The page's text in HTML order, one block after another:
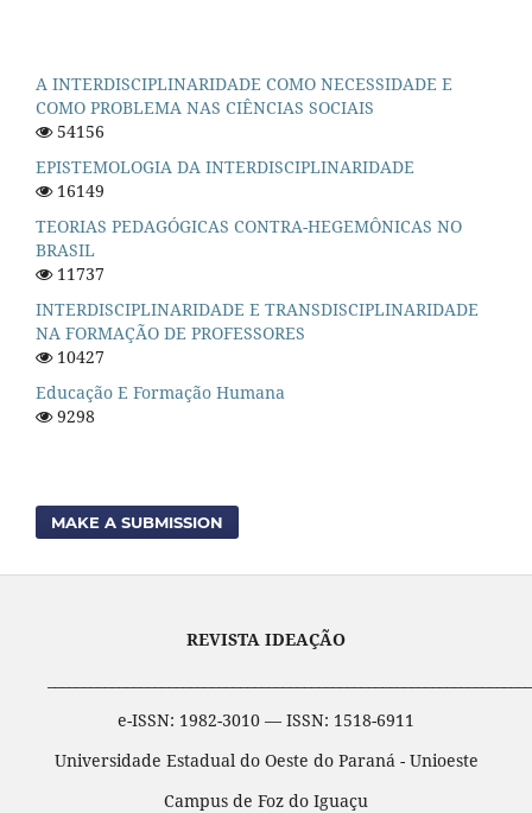
A INTERDISCIPLINARIDADE COMO NECESSIDADE E
COMO PROBLEMA NAS CIÊNCIAS SOCIAIS
54156
EPISTEMOLOGIA DA INTERDISCIPLINARIDADE
16149
TEORIAS PEDAGÓGICAS CONTRA-HEGEMÔNICAS NO
BRASIL
11737
INTERDISCIPLINARIDADE E TRANSDISCIPLINARIDADE
NA FORMAÇÃO DE PROFESSORES
10427
Educação E Formação Humana
9298
MAKE A SUBMISSION
REVISTA IDEAÇÃO
e-ISSN: 1982-3010 — ISSN: 1518-6911
Universidade Estadual do Oeste do Paraná - Unioeste
Campus de Foz do Iguaçu